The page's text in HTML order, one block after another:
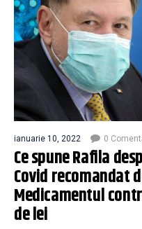
ianuarie 10, 2022 0
Ce spune Rafila
Covid recomandat
Medicamentul
de lei